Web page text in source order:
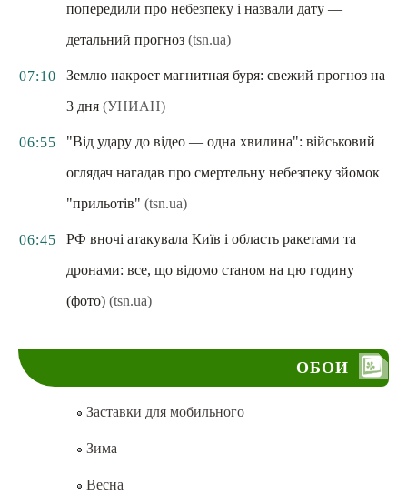
попередили про небезпеку і назвали дату —
детальний прогноз (tsn.ua)
07:10
Землю накроет магнитная буря: свежий прогноз на
3 дня (УНИАН)
06:55
"Від удару до відео — одна хвилина": військовий
оглядач нагадав про смертельну небезпеку зйомок
"прильотів" (tsn.ua)
06:45
РФ вночі атакувала Київ і область ракетами та
дронами: все, що відомо станом на цю годину
(фото) (tsn.ua)
ОБОИ
Заставки для мобильного
Зима
Весна